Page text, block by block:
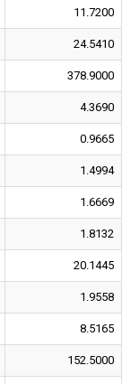
11.7200
24.5410
378.9000
4.3690
0.9665
1.4994
1.6669
1.8132
20.1445
1.9558
8.5165
152.5000